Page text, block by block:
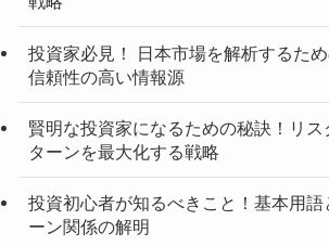
投資家必見！ 日本市場を解析するた
信頼性の高い情報源
賢明な投資家になるための秘訣！リス
ターンを最大化する戦略
投資初心者が知るべきこと！基本用語
ーン関係の解明